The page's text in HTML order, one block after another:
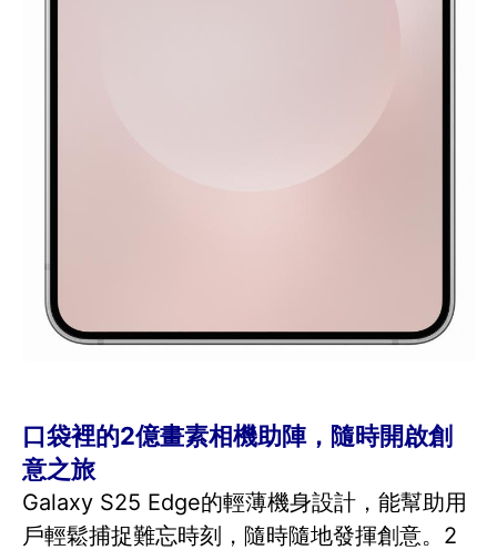
口袋裡的2億畫素相機助陣，隨時開啟創
意之旅
Galaxy S25 Edge的輕薄機身設計，能幫助用
戶輕鬆捕捉難忘時刻，隨時隨地發揮創意。2